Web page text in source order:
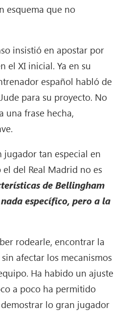
esquema que no
insistió en apostar por
el XI inicial. Ya en su
español habló de
para su proyecto. No
una frase hecha,
jugador tan especial en
del Real Madrid no es
de Bellingham
específico, pero a la
rodearle, encontrar la
afectar los mecanismos
Ha habido un ajuste
a poco ha permitido
lo gran jugador